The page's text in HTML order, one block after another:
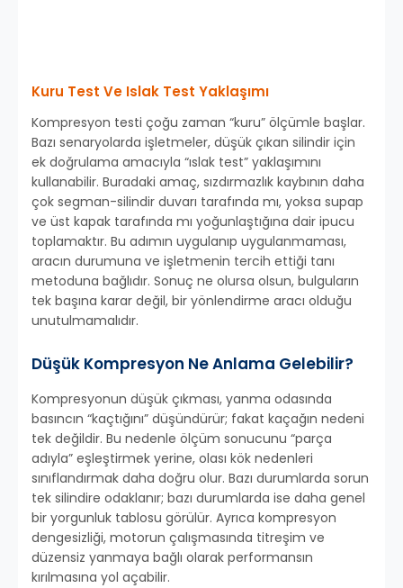
Kuru Test Ve Islak Test Yaklaşımı
Kompresyon testi çoğu zaman “kuru” ölçümle başlar.
Bazı senaryolarda işletmeler, düşük çıkan silindir için
ek doğrulama amacıyla “ıslak test” yaklaşımını
kullanabilir. Buradaki amaç, sızdırmazlık kaybının daha
çok segman-silindir duvarı tarafında mı, yoksa supap
ve üst kapak tarafında mı yoğunlaştığına dair ipucu
toplamaktır. Bu adımın uygulanıp uygulanmaması,
aracın durumuna ve işletmenin tercih ettiği tanı
metoduna bağlıdır. Sonuç ne olursa olsun, bulguların
tek başına karar değil, bir yönlendirme aracı olduğu
unutulmamalıdır.
Düşük Kompresyon Ne Anlama Gelebilir?
Kompresyonun düşük çıkması, yanma odasında
basıncın “kaçtığını” düşündürür; fakat kaçağın nedeni
tek değildir. Bu nedenle ölçüm sonucunu “parça
adıyla” eşleştirmek yerine, olası kök nedenleri
sınıflandırmak daha doğru olur. Bazı durumlarda sorun
tek silindire odaklanır; bazı durumlarda ise daha genel
bir yorgunluk tablosu görülür. Ayrıca kompresyon
dengesizliği, motorun çalışmasında titreşim ve
düzensiz yanmaya bağlı olarak performansın
kırılmasına yol açabilir.